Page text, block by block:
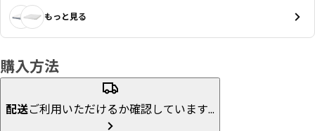
もっと見る
購入方法
配送ご利用いただけるか確認しています...